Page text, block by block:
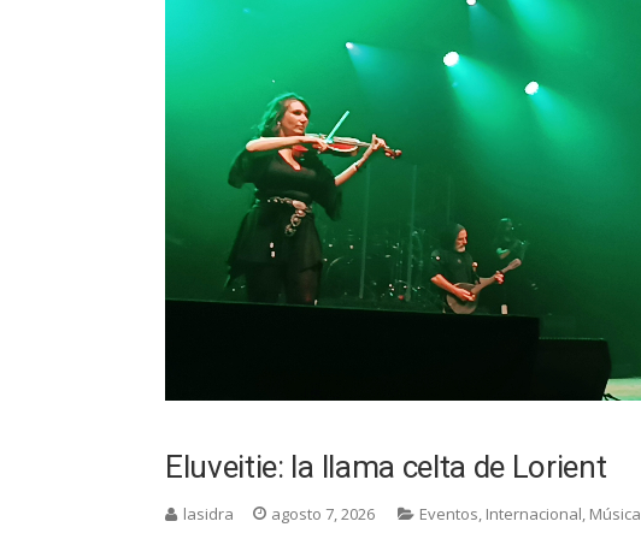
Eluveitie: la llama celta de Lorient
lasidra agosto 7, 2026 Eventos, Internacional, Música